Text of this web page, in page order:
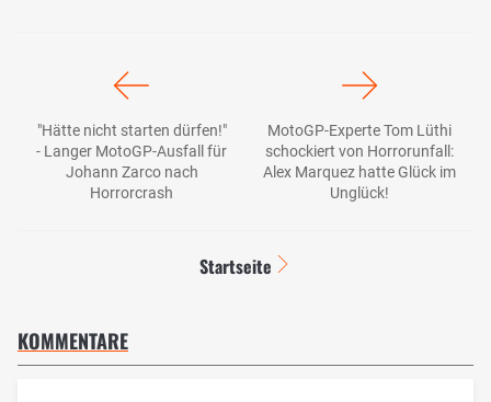
"Hätte nicht starten dürfen!"
- Langer MotoGP-Ausfall für
Johann Zarco nach
Horrorcrash
MotoGP-Experte Tom Lüthi
schockiert von Horrorunfall:
Alex Marquez hatte Glück im
Unglück!
Startseite
KOMMENTARE